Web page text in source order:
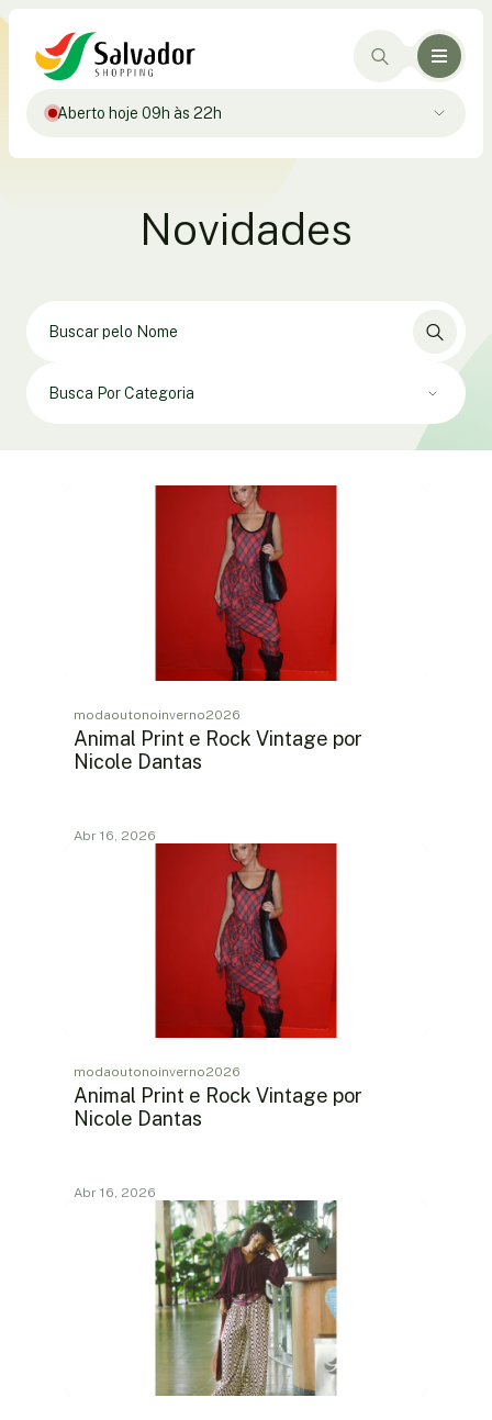
Aberto hoje 09h às 22h
Novidades
Busca Por Categoria
modaoutonoinverno2026
Animal Print e Rock Vintage por
Nicole Dantas
Abr 16, 2026
modaoutonoinverno2026
Animal Print e Rock Vintage por
Nicole Dantas
Abr 16, 2026